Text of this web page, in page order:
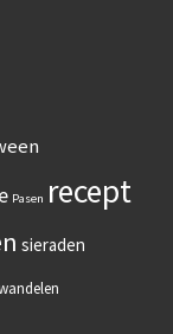
Pasen recept
sieraden